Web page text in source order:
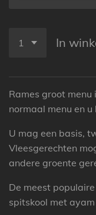
In
Rames groot
normaal menu en
U mag een basis,
Vleesgerechten
andere groente
De meest
spitskool met